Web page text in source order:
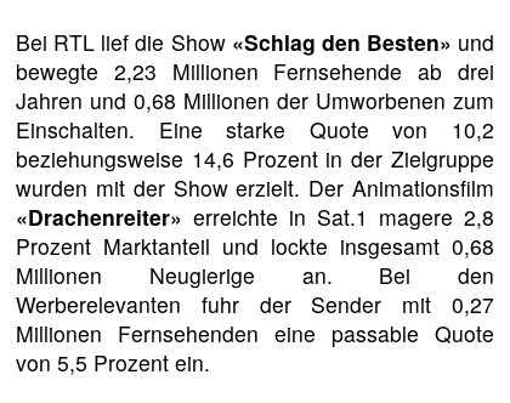
Bei RTL lief die Show «Schlag den Besten» und
bewegte 2,23 Millionen Fernsehende ab drei
Jahren und 0,68 Millionen der Umworbenen zum
Einschalten. Eine starke Quote von 10,2
beziehungsweise 14,6 Prozent in der Zielgruppe
wurden mit der Show erzielt. Der Animationsfilm
«Drachenreiter» erreichte in Sat.1 magere 2,8
Prozent Marktanteil und lockte insgesamt 0,68
Millionen Neugierige an. Bei den
Werberelevanten fuhr der Sender mit 0,27
Millionen Fernsehenden eine passable Quote
von 5,5 Prozent ein.